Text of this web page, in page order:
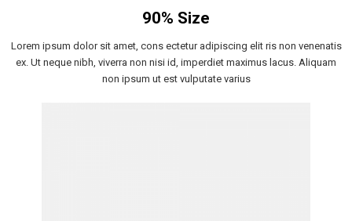
90% Size
Lorem ipsum dolor sit amet, cons ectetur adipiscing elit ris non venenatis
ex. Ut neque nibh, viverra non nisi id, imperdiet maximus lacus. Aliquam
non ipsum ut est vulputate varius